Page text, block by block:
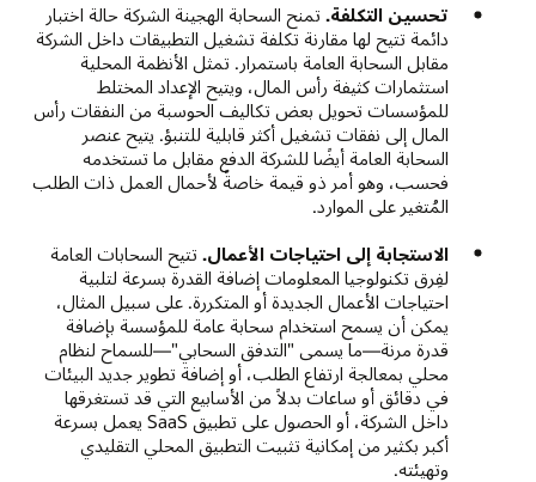
تحسين التكلفة. تمنح السحابة الهجينة الشركة حالة اختبار
دائمة تتيح لها مقارنة تكلفة تشغيل التطبيقات داخل الشركة
مقابل السحابة العامة باستمرار. تمثل الأنظمة المحلية
استثمارات كثيفة رأس المال، ويتيح الإعداد المختلط
للمؤسسات تحويل بعض تكاليف الحوسبة من النفقات رأس
المال إلى نفقات تشغيل أكثر قابلية للتنبؤ. يتيح عنصر
السحابة العامة أيضًا للشركة الدفع مقابل ما تستخدمه
فحسب، وهو أمر ذو قيمة خاصةً لأحمال العمل ذات الطلب
المُتغير على الموارد.
الاستجابة إلى احتياجات الأعمال. تتيح السحابات العامة
لفِرق تكنولوجيا المعلومات إضافة القدرة بسرعة لتلبية
احتياجات الأعمال الجديدة أو المتكررة. على سبيل المثال،
يمكن أن يسمح استخدام سحابة عامة للمؤسسة بإضافة
قدرة مرنة—ما يسمى "التدفق السحابي"—للسماح لنظام
محلي بمعالجة ارتفاع الطلب، أو إضافة تطوير جديد البيئات
في دقائق أو ساعات بدلاً من الأسابيع التي قد تستغرقها
داخل الشركة، أو الحصول على تطبيق SaaS يعمل بسرعة
أكبر بكثير من إمكانية تثبيت التطبيق المحلي التقليدي
وتهيئته.